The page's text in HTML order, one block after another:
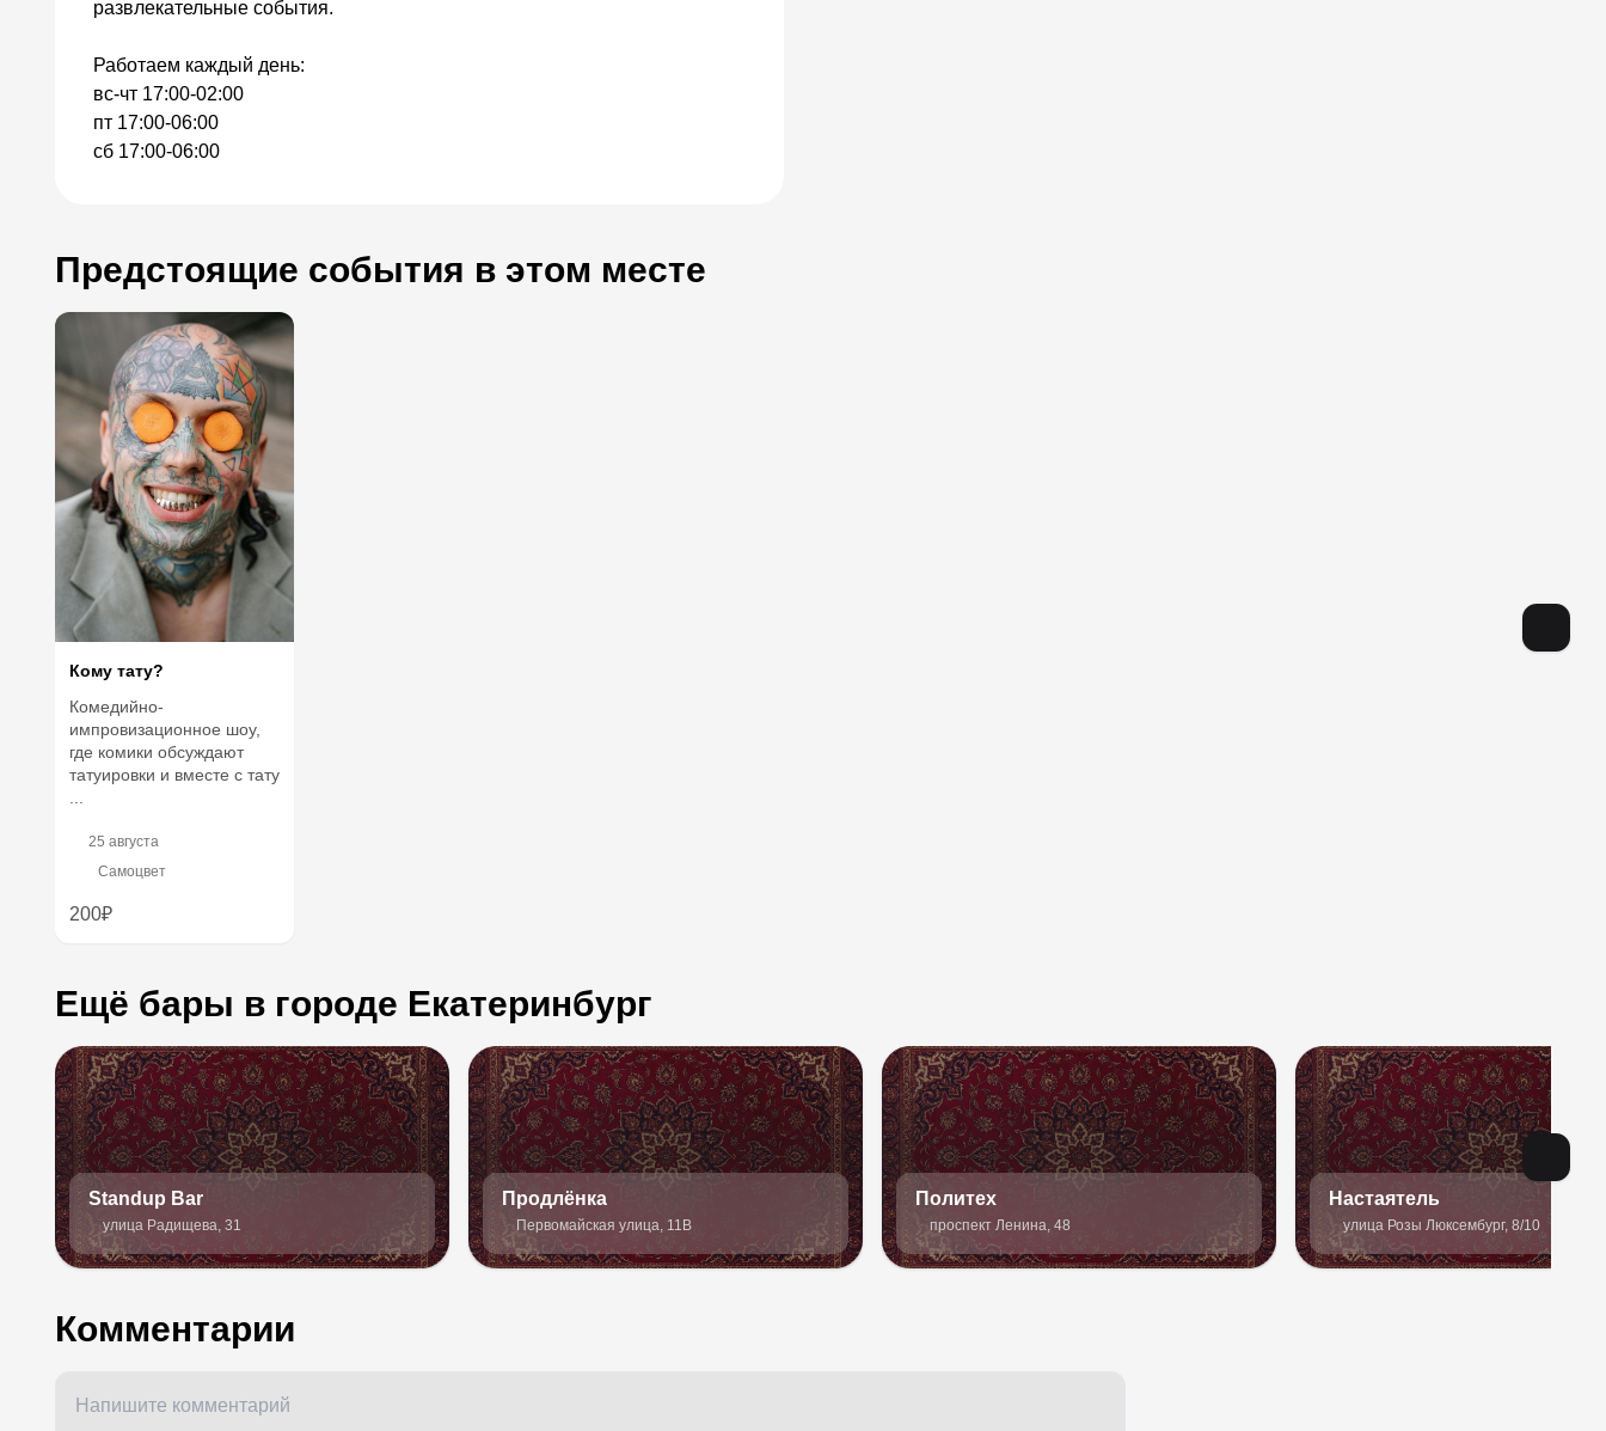
развлекательные события.
Работаем каждый день:
вс-чт 17:00-02:00
пт 17:00-06:00
сб 17:00-06:00
Предстоящие события в этом месте
Кому тату?
Комедийно-
импровизационное шоу,
где комики обсуждают
татуировки и вместе с тату
...
25 августа
Самоцвет
200₽
Ещё бары в городе Екатеринбург
Standup Bar
улица Радищева, 31
Продлёнка
Первомайская улица, 11В
Политех
проспект Ленина, 48
Настаятель
улица Розы Люксембург, 8/10
Комментарии